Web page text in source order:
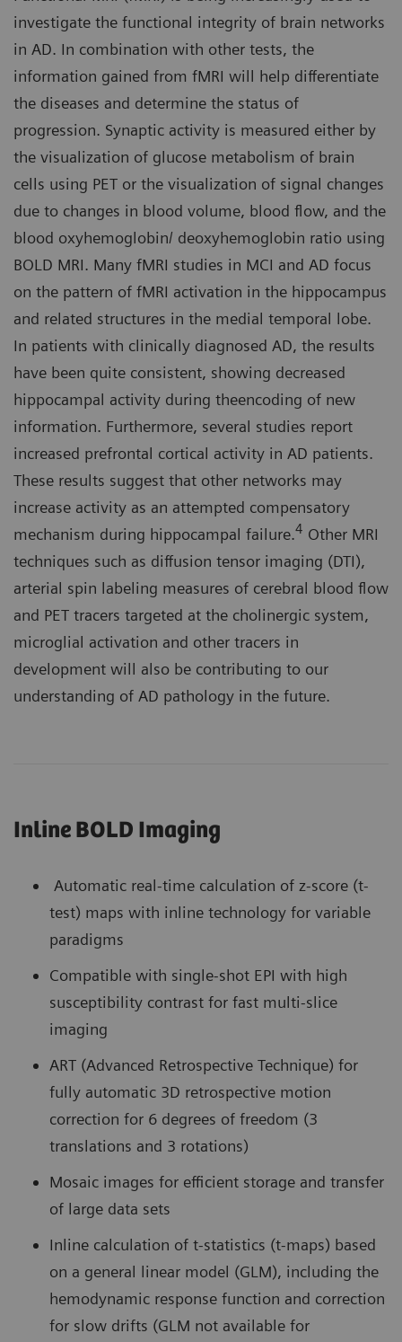
investigate the functional integrity of brain networks
in AD. In combination with other tests, the
information gained from fMRI will help differentiate
the diseases and determine the status of
progression. Synaptic activity is measured either by
the visualization of glucose metabolism of brain
cells using PET or the visualization of signal changes
due to changes in blood volume, blood flow, and the
blood oxyhemoglobin/ deoxyhemoglobin ratio using
BOLD MRI. Many fMRI studies in MCI and AD focus
on the pattern of fMRI activation in the hippocampus
and related structures in the medial temporal lobe.
In patients with clinically diagnosed AD, the results
have been quite consistent, showing decreased
hippocampal activity during theencoding of new
information. Furthermore, several studies report
increased prefrontal cortical activity in AD patients.
These results suggest that other networks may
increase activity as an attempted compensatory
mechanism during hippocampal failure.4 Other MRI
techniques such as diffusion tensor imaging (DTI),
arterial spin labeling measures of cerebral blood flow
and PET tracers targeted at the cholinergic system,
microglial activation and other tracers in
development will also be contributing to our
understanding of AD pathology in the future.
Inline BOLD Imaging
Automatic real-time calculation of z-score (t-
test) maps with inline technology for variable
paradigms
Compatible with single-shot EPI with high
susceptibility contrast for fast multi-slice
imaging
ART (Advanced Retrospective Technique) for
fully automatic 3D retrospective motion
correction for 6 degrees of freedom (3
translations and 3 rotations)
Mosaic images for efficient storage and transfer
of large data sets
Inline calculation of t-statistics (t-maps) based
on a general linear model (GLM), including the
hemodynamic response function and correction
for slow drifts (GLM not available for